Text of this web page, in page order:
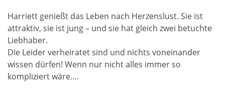
Harriett genießt das Leben nach Herzenslust. Sie ist
attraktiv, sie ist jung – und sie hat gleich zwei betuchte
Liebhaber.
Die Leider verheiratet sind und nichts voneinander
wissen dürfen! Wenn nur nicht alles immer so
kompliziert wäre….